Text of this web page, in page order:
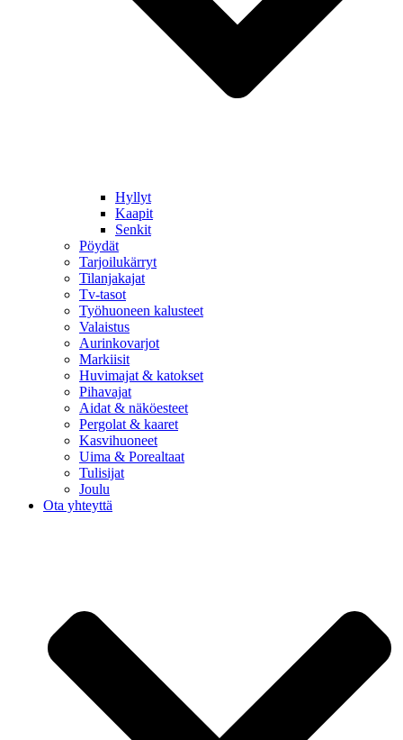
Hyllyt
Kaapit
Senkit
Pöydät
Tarjoilukärryt
Tilanjakajat
Tv-tasot
Työhuoneen kalusteet
Valaistus
Aurinkovarjot
Markiisit
Huvimajat & katokset
Pihavajat
Aidat & näköesteet
Pergolat & kaaret
Kasvihuoneet
Uima & Porealtaat
Tulisijat
Joulu
Ota yhteyttä